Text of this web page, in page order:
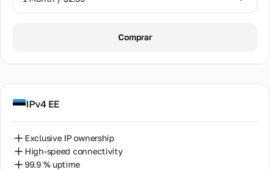
Comprar
IPv4 EE
Exclusive IP ownership
High-speed connectivity
99.9 % uptime